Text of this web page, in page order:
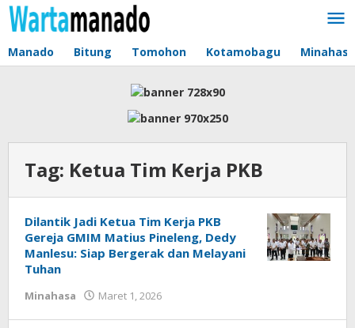
Lewati
ke
Manado Bitung Tomohon Kotamobagu Minahasa
Tag: Ketua Tim Kerja PKB
Dilantik Jadi Ketua Tim Kerja PKB
Gereja GMIM Matius Pineleng, Dedy
Manlesu: Siap Bergerak dan Melayani
Tuhan
Minahasa Maret 1, 2026